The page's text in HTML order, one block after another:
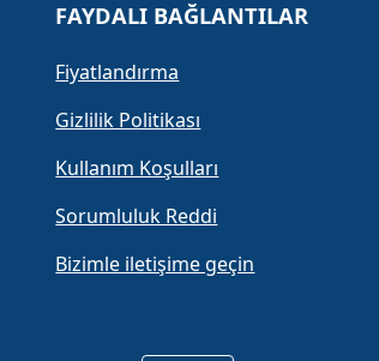
FAYDALI BAĞLANTILAR
Fiyatlandırma
Gizlilik Politikası
Kullanım Koşulları
Sorumluluk Reddi
Bizimle iletişime geçin